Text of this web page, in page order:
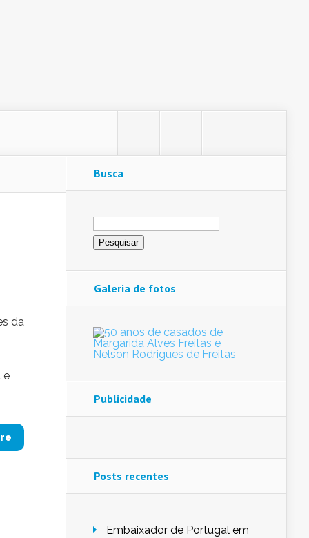
da
e
Busca
Pesquisar
por:
Galeria de fotos
Publicidade
Posts recentes
Embaixador de Portugal em